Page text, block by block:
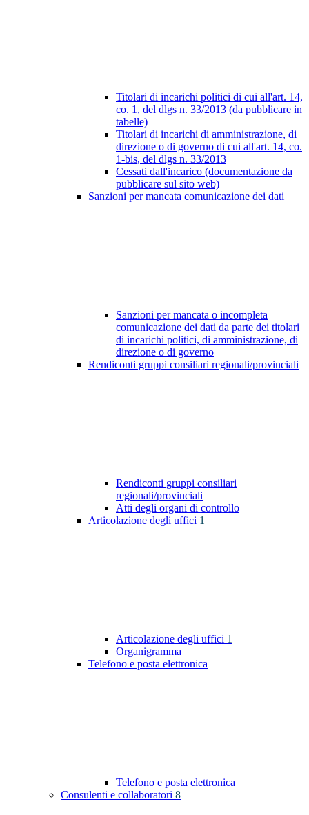
Titolari di incarichi politici di cui all'art. 14,
co. 1, del dlgs n. 33/2013 (da pubblicare in
tabelle)
Titolari di incarichi di amministrazione, di
direzione o di governo di cui all'art. 14, co.
1-bis, del dlgs n. 33/2013
Cessati dall'incarico (documentazione da
pubblicare sul sito web)
Sanzioni per mancata comunicazione dei dati
Sanzioni per mancata o incompleta
comunicazione dei dati da parte dei titolari
di incarichi politici, di amministrazione, di
direzione o di governo
Rendiconti gruppi consiliari regionali/provinciali
Rendiconti gruppi consiliari
regionali/provinciali
Atti degli organi di controllo
Articolazione degli uffici 1
Articolazione degli uffici 1
Organigramma
Telefono e posta elettronica
Telefono e posta elettronica
Consulenti e collaboratori 8